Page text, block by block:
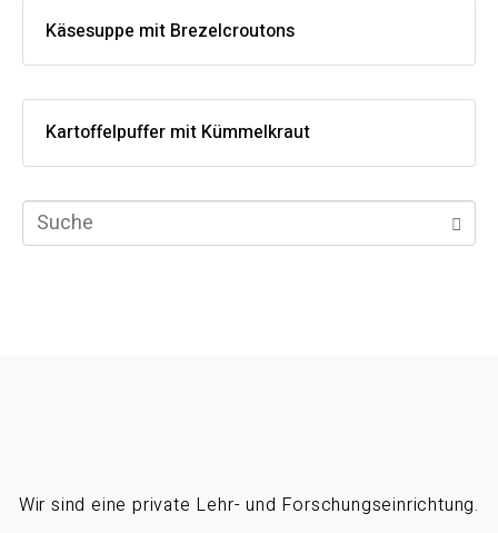
Käsesuppe mit Brezelcroutons
Kartoffelpuffer mit Kümmelkraut
Wir sind eine private Lehr- und Forschungseinrichtung.